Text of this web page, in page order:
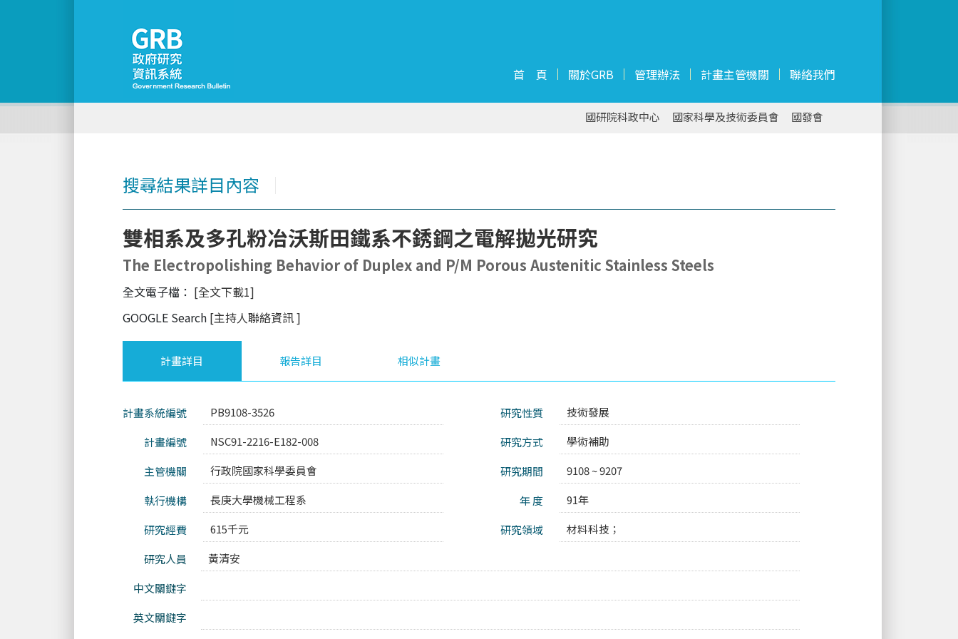
首 頁 關於GRB 管理辦法 計畫主管機關 聯絡我們
國研院科政中心 國家科學及技術委員會 國發會
搜尋結果詳目內容
雙相系及多孔粉冶沃斯田鐵系不銹鋼之電解拋光研究
The Electropolishing Behavior of Duplex and P/M Porous Austenitic Stainless Steels
全文電子檔： [全文下載1]
GOOGLE Search [主持人聯絡資訊]
計畫詳目 報告詳目 相似計畫
計畫系統編號 PB9108-3526 研究性質
技術發展
計畫編號
NSC91-2216-E182-008 研究方式
學術補助
主管機關
行政院國家科學委員會 研究期間
9108 ~ 9207
執行機構
長庚大學機械工程系 年 度
91年
研究經費
615千元 研究領域
材料科技；
研究人員
黃清安
中文關鍵字
英文關鍵字